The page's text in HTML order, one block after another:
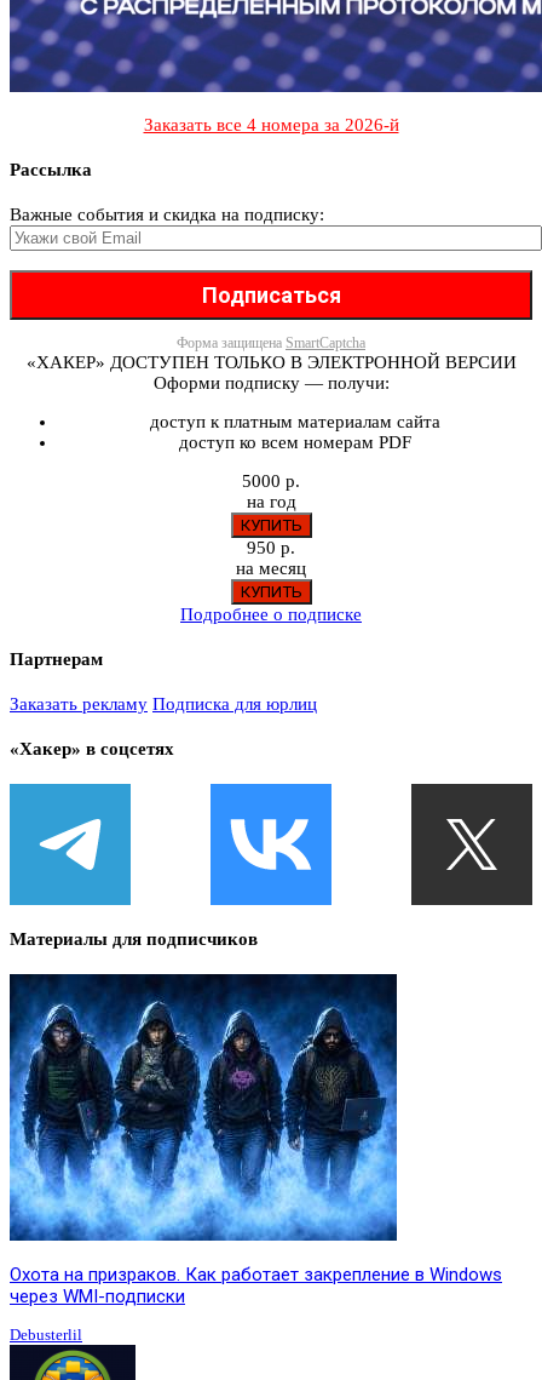
Заказать все 4 номера за 2026-й
Рассылка
Важные события и скидка на подписку:
Форма защищена SmartCaptcha
«ХАКЕР» ДОСТУПЕН ТОЛЬКО В ЭЛЕКТРОННОЙ ВЕРСИИ
Оформи подписку — получи:
доступ к платным материалам сайта
доступ ко всем номерам PDF
5000 р.
на год
950 р.
на месяц
Подробнее о подписке
Партнерам
Заказать рекламу Подписка для юрлиц
«Хакер» в соцсетях
Материалы для подписчиков
Охота на призраков. Как работает закрепление в Windows
через WMI-подписки
Debusterlil